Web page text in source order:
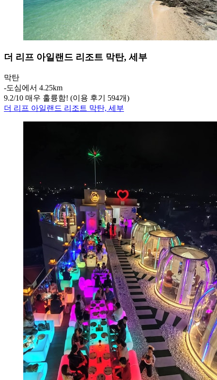
더 리프 아일랜드 리조트 막탄, 세부
막탄
‐도심에서 4.25km
9.2/10 매우 훌륭함! (이용 후기 594개)
더 리프 아일랜드 리조트 막탄, 세부